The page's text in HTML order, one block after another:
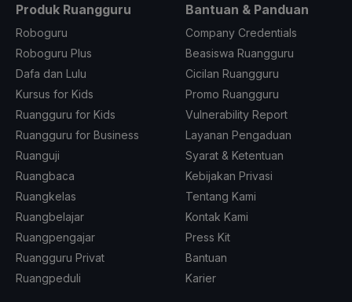
Produk Ruangguru
Roboguru
Roboguru Plus
Dafa dan Lulu
Kursus for Kids
Ruangguru for Kids
Ruangguru for Business
Ruanguji
Ruangbaca
Ruangkelas
Ruangbelajar
Ruangpengajar
Ruangguru Privat
Ruangpeduli
Bantuan & Panduan
Company Credentials
Beasiswa Ruangguru
Cicilan Ruangguru
Promo Ruangguru
Vulnerability Report
Layanan Pengaduan
Syarat & Ketentuan
Kebijakan Privasi
Tentang Kami
Kontak Kami
Press Kit
Bantuan
Karier